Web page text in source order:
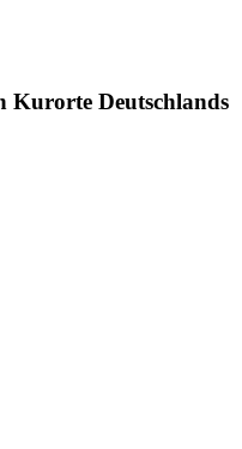
Kurorte Deutschlands